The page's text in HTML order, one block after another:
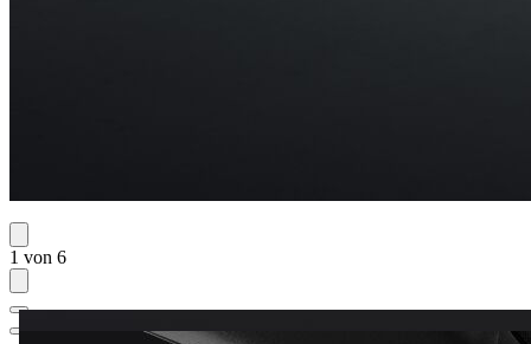
1 von 6